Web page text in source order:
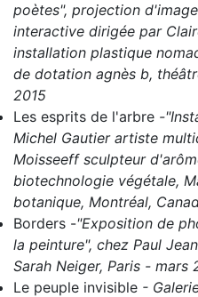
poètes", projection
interactive dirigée par
installation plastique
de dotation agnès b,
2015
Les esprits de l'arbre -
Michel Gautier artiste
Moisseeff sculpteur
biotechnologie végétale,
botanique, Montréal,
Borders -"Exposition de
la peinture", chez Paul
Sarah Neiger, Paris - mars
Le peuple invisible -